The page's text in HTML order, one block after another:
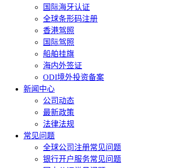
国际海牙认证
全球条形码注册
香港驾照
国际驾照
船舶挂旗
海内外签证
ODI境外投资备案
新闻中心
公司动态
最新政策
法律法规
常见问题
全球公司注册常见问题
银行开户服务常见问题